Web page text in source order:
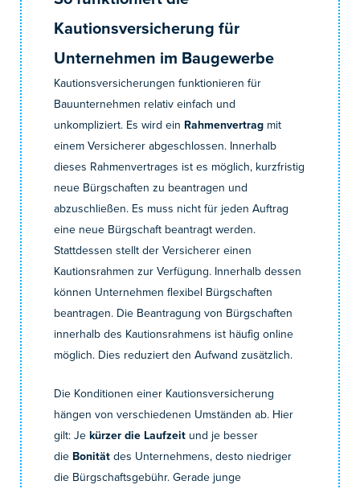
Kautionsversicherung für
Unternehmen im Baugewerbe
Kautionsversicherungen funktionieren für
Bauunternehmen relativ einfach und
unkompliziert. Es wird ein Rahmenvertrag mit
einem Versicherer abgeschlossen. Innerhalb
dieses Rahmenvertrages ist es möglich, kurzfristig
neue Bürgschaften zu beantragen und
abzuschließen. Es muss nicht für jeden Auftrag
eine neue Bürgschaft beantragt werden.
Stattdessen stellt der Versicherer einen
Kautionsrahmen zur Verfügung. Innerhalb dessen
können Unternehmen flexibel Bürgschaften
beantragen. Die Beantragung von Bürgschaften
innerhalb des Kautionsrahmens ist häufig online
möglich. Dies reduziert den Aufwand zusätzlich.
Die Konditionen einer Kautionsversicherung
hängen von verschiedenen Umständen ab. Hier
gilt: Jekürzer die Laufzeit und je besser
die Bonität des Unternehmens, desto niedriger
die Bürgschaftsgebühr. Gerade junge